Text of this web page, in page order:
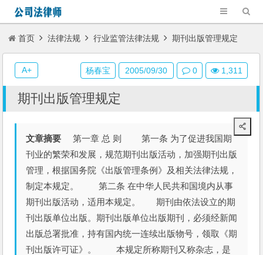
首页 法律法规 行业监管法律法规 期刊出版管理规定
期刊出版管理规定
文章摘要 第一章 总 则 第一条 为了促进我国期
刊业的繁荣和发展，规范期刊出版活动，加强期刊出版
管理，根据国务院《出版管理条例》及相关法律法规，
制定本规定。 第二条 在中华人民共和国境内从事
期刊出版活动，适用本规定。 期刊由依法设立的期
刊出版单位出版。期刊出版单位出版期刊，必须经新闻
出版总署批准，持有国内统一连续出版物号，领取《期
刊出版许可证》。 本规定所称期刊又称杂志，是
杨春宝 2005/09/30 0 1,311
A+